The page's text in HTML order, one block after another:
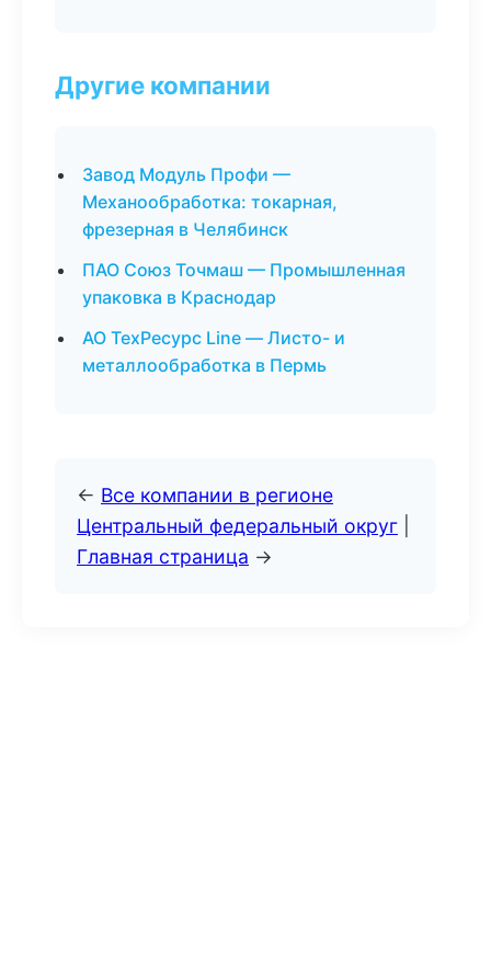
Другие компании
Завод Модуль Профи —
Механообработка: токарная,
фрезерная в Челябинск
ПАО Союз Точмаш — Промышленная
упаковка в Краснодар
АО ТехРесурс Line — Листо- и
металлообработка в Пермь
← Все компании в регионе
Центральный федеральный округ
Главная страница →